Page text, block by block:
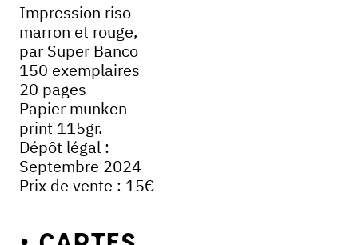
Impression riso
marron et rouge,
par Super Banco
150 exemplaires
20 pages
Papier munken
print 115gr.
Dépôt légal :
Septembre 2024
Prix de vente : 15€